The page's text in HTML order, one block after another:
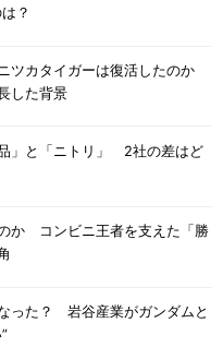
？
ツカタイガーは復活したのか
した背景
」と「ニトリ」 2社の差はど
か コンビニ王者を支えた「勝
った？ 岩谷産業がガンダムと